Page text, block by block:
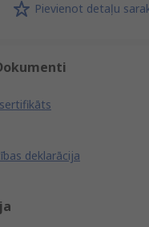
Pievienot detaļu
deklarācija